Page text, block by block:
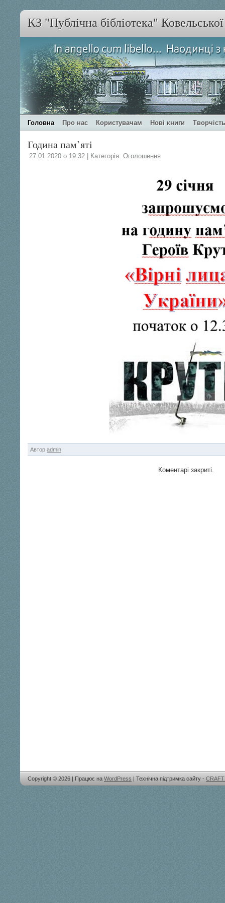
КЗ "Публічна бібліотека"
Головна Про нас Користувачам Нові книги
Година пам’яті
27.01.2020 о 19:32 | Категорія: Оголошення
Автор admin
Коментарі закриті.
Copyright © 2026 | Працює на WordPress | Технічна підтримка сайту -